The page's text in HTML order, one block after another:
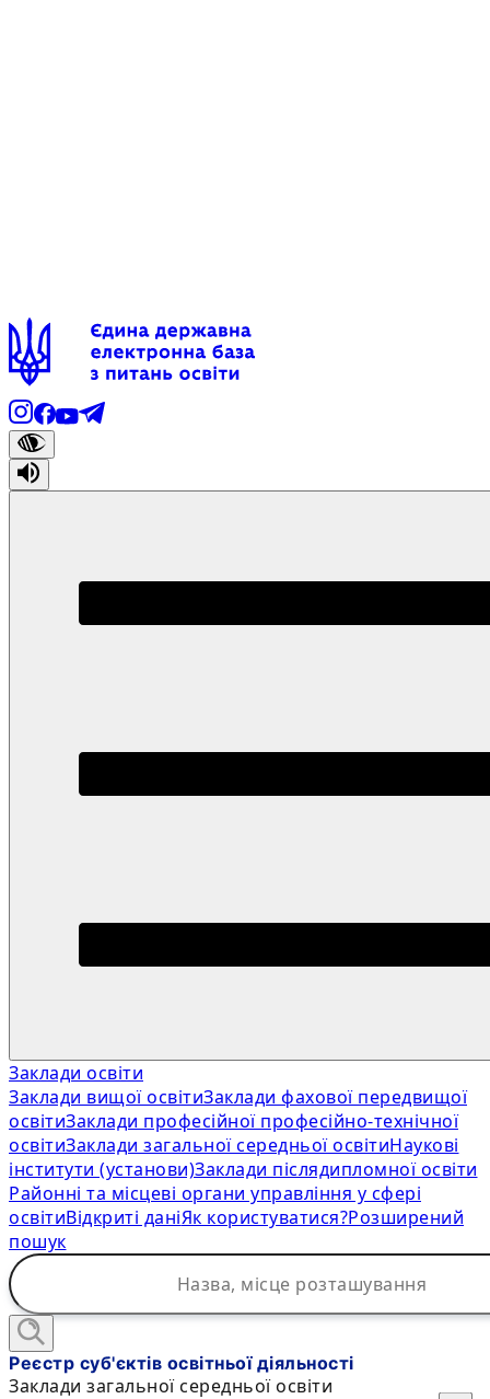
Заклади освіти
Заклади вищої освітиЗаклади фахової передвищої
освітиЗаклади професійної професійно-технічної
освітиЗаклади загальної середньої освітиНаукові
інститути (установи)Заклади післядипломної освіти
Районні та місцеві органи управління у сфері
освітиВідкриті даніЯк користуватися?Розширений
пошук
Реєстр суб'єктів освітньої діяльності
Заклади загальної середньої освіти